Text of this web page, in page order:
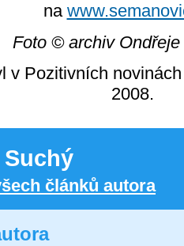
na
Foto © archiv
v Pozitivních
2008.
článků autora